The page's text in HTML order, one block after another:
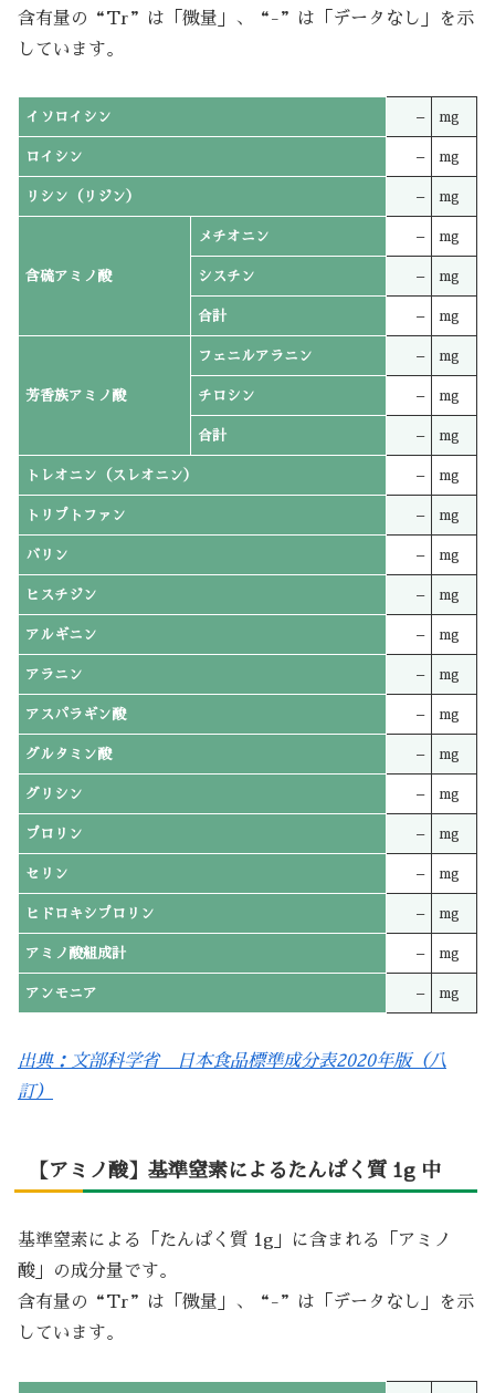
含有量の“Tr”は「微量」、“-”は「データなし」を示
しています。
イソロイシン – mg
ロイシン – mg
リシン（リジン） – mg
含硫アミノ酸
メチオニン – mg
シスチン – mg
合計 – mg
芳香族アミノ酸
フェニルアラニン – mg
チロシン – mg
合計 – mg
トレオニン（スレオニン） – mg
トリプトファン – mg
バリン – mg
ヒスチジン – mg
アルギニン – mg
アラニン – mg
アスパラギン酸 – mg
グルタミン酸 – mg
グリシン – mg
プロリン – mg
セリン – mg
ヒドロキシプロリン – mg
アミノ酸組成計 – mg
アンモニア – mg
出典：文部科学省 日本食品標準成分表2020年版（八
訂）
【アミノ酸】基準窒素によるたんぱく質 1g 中
基準窒素による「たんぱく質 1g」に含まれる「アミノ
酸」の成分量です。
含有量の“Tr”は「微量」、“-”は「データなし」を示
しています。